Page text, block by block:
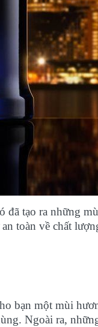
tạo ra những
toàn về chất
bạn một mùi
Ngoài ra,